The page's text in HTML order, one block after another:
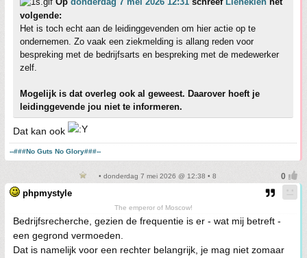
volgende:
Het is toch echt aan de leidinggevenden om hier actie op te
ondernemen. Zo vaak een ziekmelding is allang reden voor
bespreking met de bedrijfsarts en bespreking met de medewerker
zelf.
Mogelijk is dat overleg ook al geweest. Daarover hoeft je
leidinggevende jou niet te informeren.
Dat kan ook
--###No Guts No Glory###--
• donderdag 7 mei 2026 @ 12:38 • 8
phpmystyle
The emperor of Moscow!
Bedrijfsrecherche, gezien de frequentie is er - wat mij betreft -
een gegrond vermoeden.
Dat is namelijk voor een rechter belangrijk, je mag niet zomaar